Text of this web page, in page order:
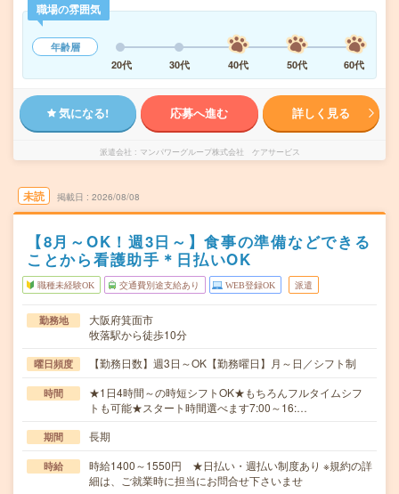
職場の雰囲気
年齢層
20代
30代 40代 50代 60代
気になる! 応募へ進む 詳しく見る
派遣会社 マンパワーグループ株式会社 ケアサービス
未読 掲載日 2026/08/08
【8月～OK！週3日～】食事の準備などできる
ことから看護助手＊日払いOK
職種未経験OK 交通費別途支給あり WEB登録OK 派遣
勤務地
大阪府箕面市
牧落駅から徒歩10分
曜日頻度 【勤務日数】週3日～OK【勤務曜日】月～日／シフト制
時間
★1日4時間～の時短シフトOK★もちろんフルタイムシフ
トも可能★スタート時間選べます7:00～16:…
期間 長期
時給
時給1400～1550円 ★日払い・週払い制度あり ※規約の詳
細は、ご就業時に担当にお問合せ下さいませ